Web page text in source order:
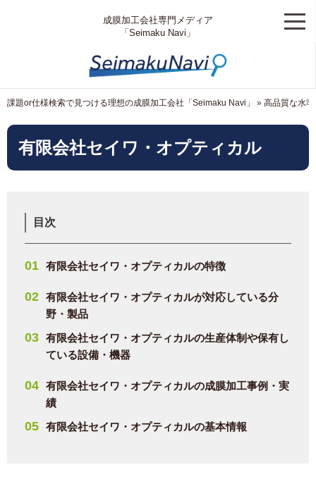
成膜加工会社専門メディア
「Seimaku Navi」
課題or仕様検索で見つける理想の成膜加工会社「Seimaku Navi」 » 高品質な水
有限会社セイワ・オプティカル
目次
有限会社セイワ・オプティカルの特徴
有限会社セイワ・オプティカルが対応している分
野・製品
有限会社セイワ・オプティカルの生産体制や保有し
ている設備・機器
有限会社セイワ・オプティカルの成膜加工事例・実
績
有限会社セイワ・オプティカルの基本情報